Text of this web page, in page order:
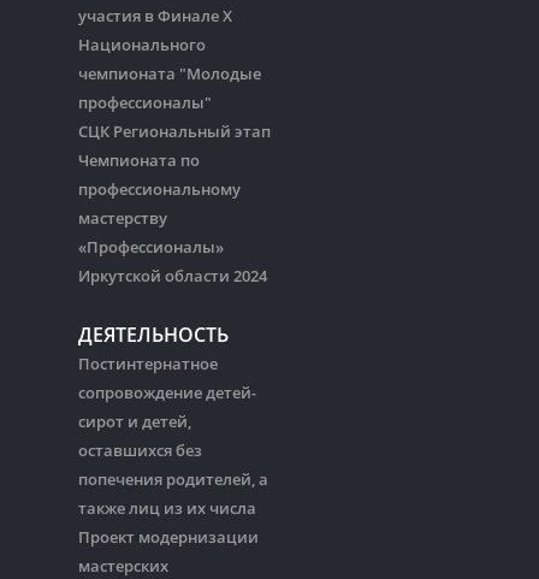
участия в Финале Х
Национального
чемпионата "Молодые
профессионалы"
СЦК Региональный этап
Чемпионата по
профессиональному
мастерству
«Профессионалы»
Иркутской области 2024
ДЕЯТЕЛЬНОСТЬ
Постинтернатное
сопровождение детей-
сирот и детей,
оставшихся без
попечения родителей, а
также лиц из их числа
Проект модернизации
мастерских